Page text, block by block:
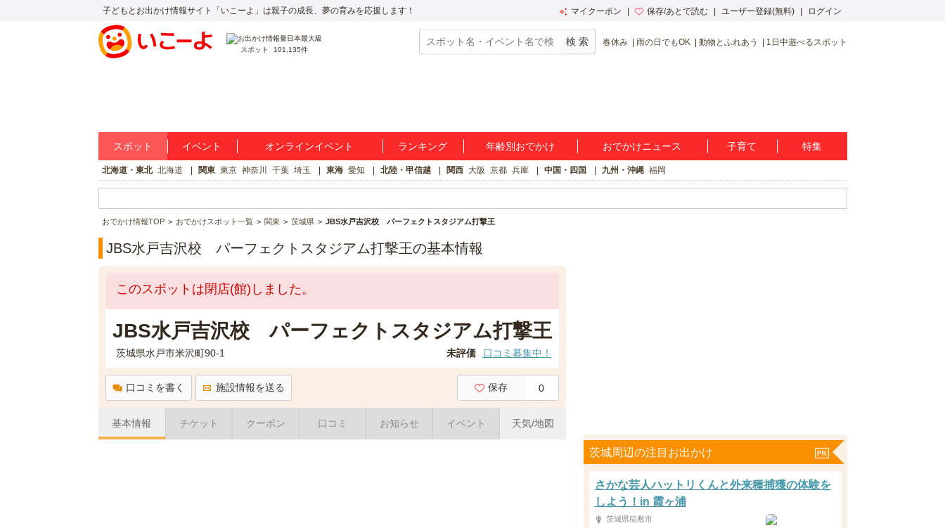
子どもとお出かけ情報サイト「いこーよ」は親子の成長、夢の育みを応援します！ マイクーポン 保存/あとで読む ユーザー登録(無料) ログイン
スポット 101,135件
春休み 雨の日でもOK 動物とふれあう 1日中遊べるスポット
スポット イベント オンラインイベント ランキング 年齢別おでかけ おでかけニュース 子育て 特集
北海道・東北 北海道 関東 東京 神奈川 千葉 埼玉 東海 愛知 北陸・甲信越 関西 大阪 京都 兵庫 中国・四国 九州・沖縄 福岡
おでかけ情報TOP おでかけスポット一覧 関東 茨城県 JBS水戸吉沢校 パーフェクトスタジアム打撃王
JBS水戸吉沢校 パーフェクトスタジアム打撃王の基本情報
このスポットは閉店(館)しました。
JBS水戸吉沢校 パーフェクトスタジアム打撃王
茨城県水戸市米沢町90-1 未評価 口コミ募集中！
口コミを書く 施設情報を送る 保存 0
基本情報 チケット クーポン 口コミ お知らせ イベント 天気/地図
茨城周辺の注目お出かけ
さかな芸人ハットリくんと外来種捕獲の体験を
しよう！in 霞ヶ浦
茨城県稲敷市